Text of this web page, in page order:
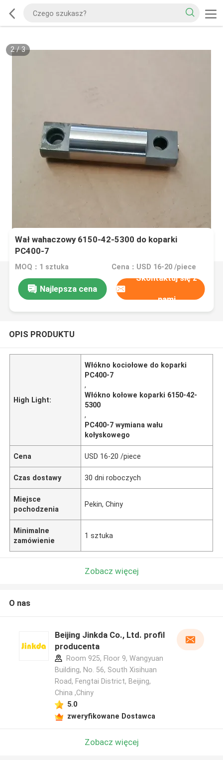
2/3
Wał wahaczowy 6150-42-5300 do koparki
PC400-7
MOQ：1 sztuka Cena：USD 16-20 /piece
Najlepsza cena
Skontaktuj się z
nami
OPIS PRODUKTU
High Light:
Włókno kociołowe do koparki
PC400-7
,
Włókno kołowe koparki 6150-42-
5300
,
PC400-7 wymiana wału
kołyskowego
Cena USD 16-20 /piece
Czas dostawy 30 dni roboczych
Miejsce
pochodzenia
Pekin, Chiny
Minimalne
zamówienie
1 sztuka
Zobacz więcej
O nas
Beijing Jinkda Co., Ltd. profil
producenta
Room 925, Floor 9, Wangyuan
Building, No. 56, South Xisihuan
Road, Fengtai District, Beijing,
China ,Chiny
5.0
zweryfikowane Dostawca
Zobacz więcej